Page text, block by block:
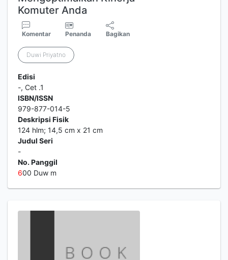
Komuter Anda
Komentar Penanda Bagikan
Duwi Priyatno
Edisi
-, Cet .1
ISBN/ISSN
979-877-014-5
Deskripsi Fisik
124 hlm; 14,5 cm x 21 cm
Judul Seri
-
No. Panggil
600 Duw m